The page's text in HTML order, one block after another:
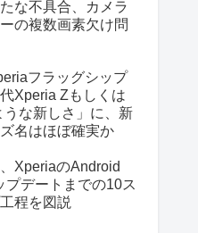
な不具合、カメラ
の複数画素欠け問
フラッグシップ
Xperia Zもしくは
うな新しさ」に、新
名はほぼ確実か
XperiaのAndroid
プデートまでの10ス
程を図説